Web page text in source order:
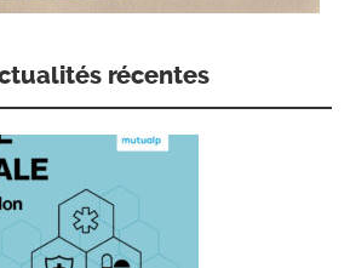
récentes